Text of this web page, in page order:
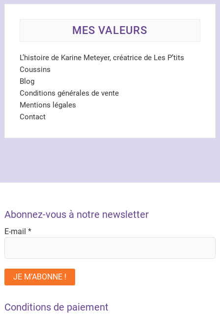
MES VALEURS
L’histoire de Karine Meteyer, créatrice de Les P’tits
Coussins
Blog
Conditions générales de vente
Mentions légales
Contact
Abonnez-vous à notre newsletter
E-mail *
Conditions de paiement